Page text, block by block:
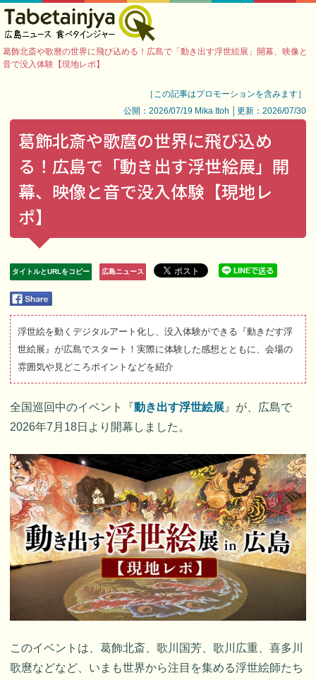
葛飾北斎や歌麿の世界に飛び込める！広島で「動き出す浮世絵展」開幕、映像と
音で没入体験【現地レポ】
［この記事はプロモーションを含みます］
公開：2026/07/19 Mika Itoh │更新：2026/07/30
葛飾北斎や歌麿の世界に飛び込め
る！広島で「動き出す浮世絵展」開
幕、映像と音で没入体験【現地レ
ポ】
タイトルとURLをコピー 広島ニュース
浮世絵を動くデジタルアート化し、没入体験ができる『動きだす浮
世絵展』が広島でスタート！実際に体験した感想とともに、会場の
雰囲気や見どころポイントなどを紹介
全国巡回中のイベント『動き出す浮世絵展 』が、広島で
2026年7月18日より開幕しました。
このイベントは、葛飾北斎、歌川国芳、歌川広重、喜多川
歌麿などなど、いまも世界から注目を集める浮世絵師たち